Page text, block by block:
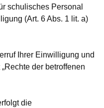
schulisches Personal
(Art. 6 Abs. 1 lit. a)
Ihrer Einwilligung und
der betroffenen
die